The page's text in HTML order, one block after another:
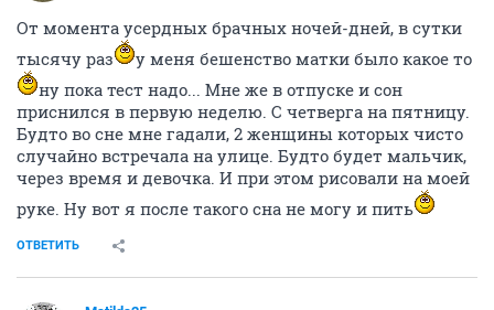
От момента усердных брачных ночей-дней, в сутки
тысячу раз
у меня бешенство матки было какое то
ну пока тест надо... Мне же в отпуске и сон
приснился в первую неделю. С четверга на пятницу.
Будто во сне мне гадали, 2 женщины которых чисто
случайно встречала на улице. Будто будет мальчик,
через время и девочка. И при этом рисовали на моей
руке. Ну вот я после такого сна не могу и пить
ОТВЕТИТЬ